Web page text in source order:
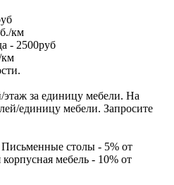
км
- 2500руб
км
за единицу мебели. На
единицу мебели. Запросите
столы - 5% от
мебель - 10% от